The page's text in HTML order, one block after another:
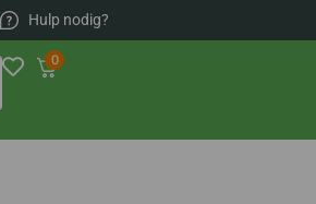
Hulp nodig?
0